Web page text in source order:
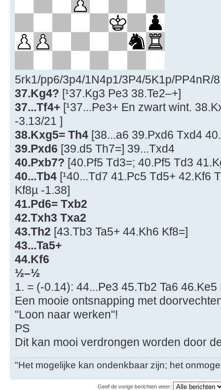
5rk1/pp6/3p4/1N4p1/3P4/5K1p/PP4nR/
37.Kg4? [¹37.Kg3 Pe3 38.Te2–+]
37...Tf4+ [¹37...Pe3+ En zwart wint.
-3.13/21 ]
38.Kxg5= Th4 [38...a6 39.Pxd6 Txd4
39.Pxd6 [39.d5 Th7=] 39...Txd4
40.Pxb7? [40.Pf5 Td3=; 40.Pf5 Td3
40...Tb4 [¹40...Td7 41.Pc5 Td5+ 42.Kf6
Kf8µ -1.38]
41.Pd6= Txb2
42.Txh3 Txa2
43.Th2 [43.Tb3 Ta5+ 44.Kh6 Kf8=]
43...Ta5+
44.Kf6
½–½
1. = (-0.14): 44...Pe3 45.Tb2 Ta6 46.Ke5
Een mooie ontsnapping met
"Loon naar werken"!
PS
Dit kan mooi verdrongen worden door
"Het mogelijke kan ondenkbaar zijn; het
Geef de vorige berichten weer: